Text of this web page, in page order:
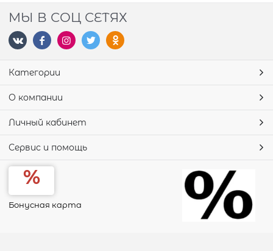
МЫ В СОЦ СЕТЯХ
Категории
О компании
Личный кабинет
Сервис и помощь
Бонусная карта